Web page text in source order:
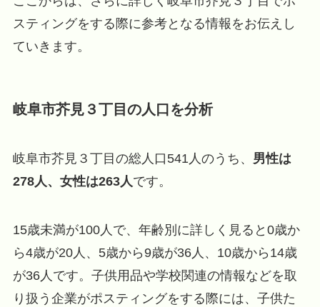
スティングをする際に参考となる情報をお伝えし
ていきます。
岐阜市芥見３丁目の人口を分析
岐阜市芥見３丁目の総人口541人のうち、 男性は
278人、女性は263人です。
15歳未満が100人で、年齢別に詳しく見ると0歳か
ら4歳が20人、5歳から9歳が36人、10歳から14歳
が36人です。子供用品や学校関連の情報などを取
り扱う企業がポスティングをする際には、子供た